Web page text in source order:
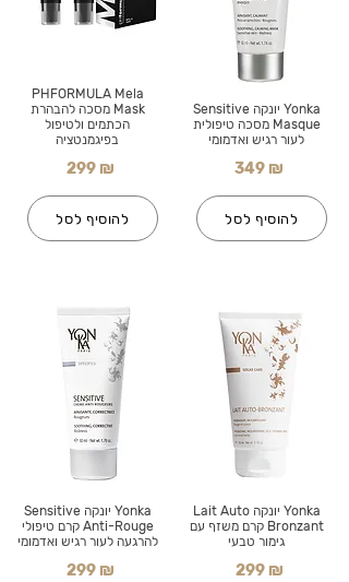
PHFORMULA Mela
Mask מסכה להבהרת
הכתמים ולטיפול
בפיגמנטציה
299 ₪
להוסיף לסל
Yonka יונקה Sensitive
Anti-Rouge קרם טיפולי
להרגעה לעור רגיש ואדמומי
299 ₪
Yonka יונקה Sensitive
Masque מסכה טיפולית
לעור רגיש ואדמומי
349 ₪
להוסיף לסל
Yonka יונקה Lait Auto
Bronzant קרם משזף עם
גימור טבעי
299 ₪